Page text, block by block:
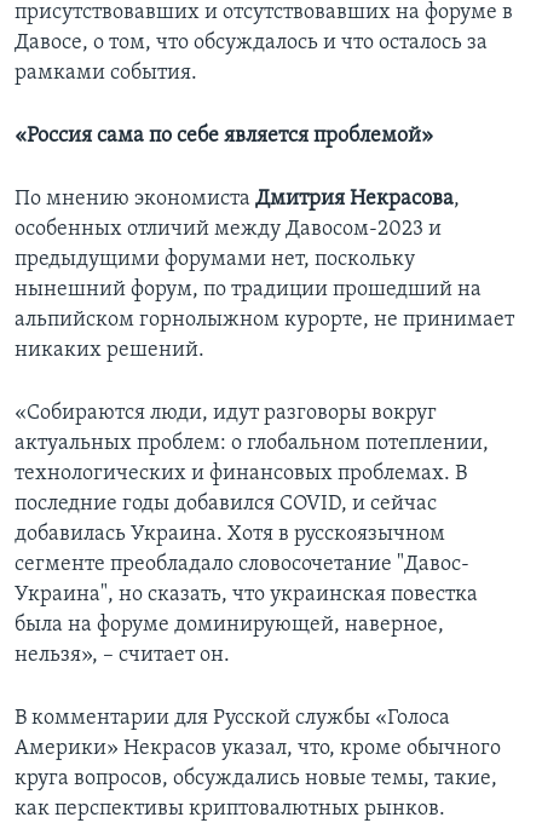
присутствовавших и отсутствовавших на форуме в
Давосе, о том, что обсуждалось и что осталось за
рамками события.
«Россия сама по себе является проблемой»
По мнению экономиста Дмитрия Некрасова,
особенных отличий между Давосом-2023 и
предыдущими форумами нет, поскольку
нынешний форум, по традиции прошедший на
альпийском горнолыжном курорте, не принимает
никаких решений.
«Собираются люди, идут разговоры вокруг
актуальных проблем: о глобальном потеплении,
технологических и финансовых проблемах. В
последние годы добавился COVID, и сейчас
добавилась Украина. Хотя в русскоязычном
сегменте преобладало словосочетание "Давос-
Украина", но сказать, что украинская повестка
была на форуме доминирующей, наверное,
нельзя», – считает он.
В комментарии для Русской службы «Голоса
Америки» Некрасов указал, что, кроме обычного
круга вопросов, обсуждались новые темы, такие,
как перспективы криптовалютных рынков.